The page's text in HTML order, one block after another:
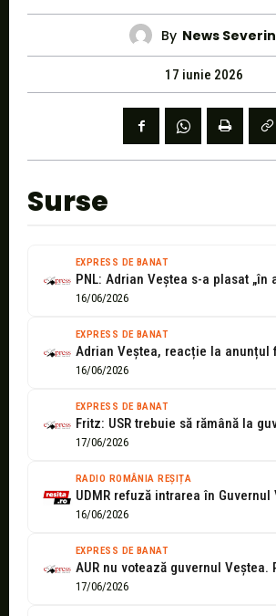
By News Severin
17 iunie 2026
Surse
EXPRESS DE BANAT
16/06/2026
EXPRESS DE BANAT
16/06/2026
EXPRESS DE BANAT
17/06/2026
RADIO ROMÂNIA REȘIȚA
16/06/2026
EXPRESS DE BANAT
17/06/2026